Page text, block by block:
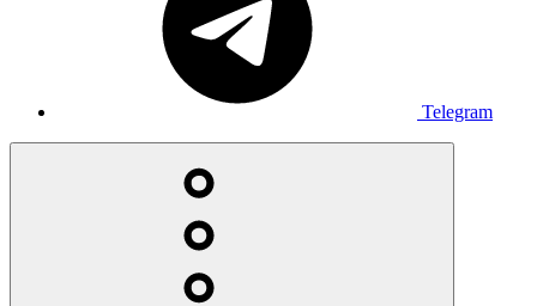
Telegram